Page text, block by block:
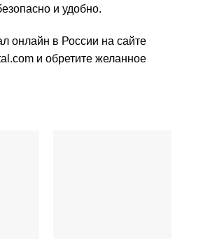
и удобно.
онлайн в России на сайте
и обретите желанное